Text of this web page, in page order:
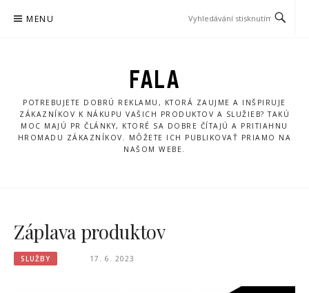
MENU
FALA
POTREBUJETE DOBRÚ REKLAMU, KTORÁ ZAUJME A INŠPIRUJE
ZÁKAZNÍKOV K NÁKUPU VAŠICH PRODUKTOV A SLUŽIEB? TAKÚ
MOC MAJÚ PR ČLÁNKY, KTORÉ SA DOBRE ČÍTAJÚ A PRITIAHNU
HROMADU ZÁKAZNÍKOV. MÔŽETE ICH PUBLIKOVAŤ PRIAMO NA
NAŠOM WEBE.
Záplava produktov
SLUŽBY 17. 6. 2023